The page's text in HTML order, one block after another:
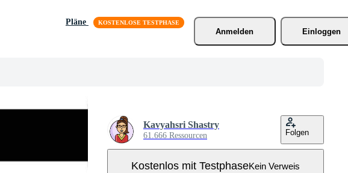
Pläne
Anmelden
Einloggen
Kavyahsri Shastry
61.666 Ressourcen Folgen
Kostenlos mit TestphaseKein Verweis